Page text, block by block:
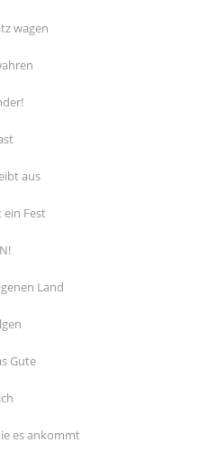
wagen
aus
ein Fest
Land
Gute
es ankommt